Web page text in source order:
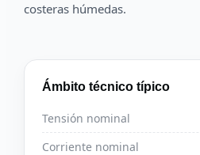
costeras húmedas.
Ámbito técnico típico
Tensión nominal
Corriente nominal